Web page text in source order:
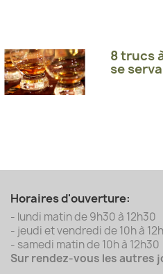
8 trucs
se
Horaires d'ouverture:
- lundi matin de 9h30 à 12h30
- jeudi et vendredi de 10h à
- samedi matin de 10h à 12h30
Sur rendez-vous les autres